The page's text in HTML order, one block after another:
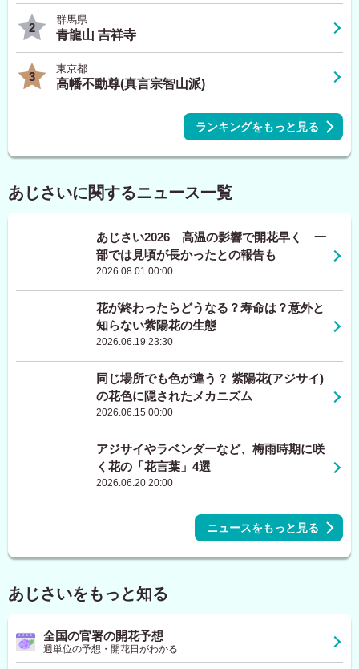
2
群馬県
青龍山 吉祥寺
3
東京都
高幡不動尊(真言宗智山派)
ランキングをもっと見る
あじさいに関するニュース一覧
あじさい2026 高温の影響で開花早く 一
部では見頃が長かったとの報告も
2026.08.01 00:00
花が終わったらどうなる？寿命は？意外と
知らない紫陽花の生態
2026.06.19 23:30
同じ場所でも色が違う？ 紫陽花(アジサイ)
の花色に隠されたメカニズム
2026.06.15 00:00
アジサイやラベンダーなど、梅雨時期に咲
く花の「花言葉」4選
2026.06.20 20:00
ニュースをもっと見る
あじさいをもっと知る
全国の官署の開花予想
週単位の予想・開花日がわかる